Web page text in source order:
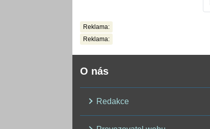
Reklama:
Reklama:
O nás
Redakce